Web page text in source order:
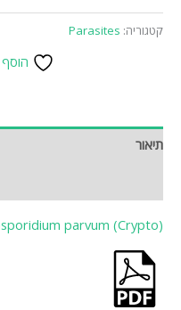
קטגוריה: Parasites
תיאור
parvum (Crypto)